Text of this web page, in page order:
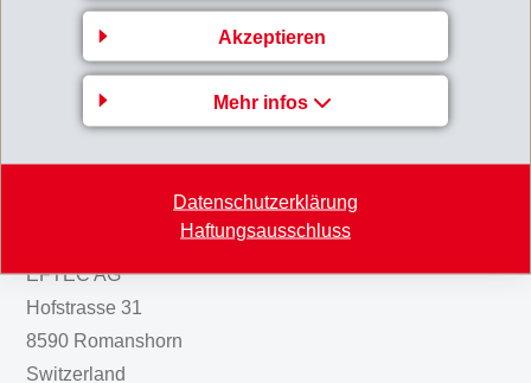
Akzeptieren
Mehr infos
Datenschutzerklärung
Haftungsausschluss
Zurück zur Übersicht
Gruppenleitung
EFTEC AG
Hofstrasse 31
8590 Romanshorn
Switzerland